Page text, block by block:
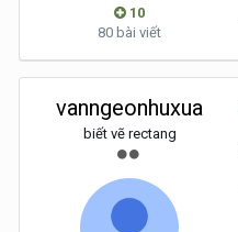
10
80 bài viết
vanngeonhuxua
biết vẽ rectang